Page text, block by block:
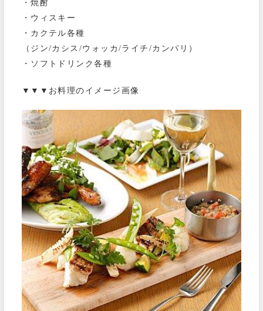
・焼酎
・ウィスキー
・カクテル各種
（ジン/カシス/ウォッカ/ライチ/カンパリ）
・ソフトドリンク各種
▼▼▼お料理のイメージ画像